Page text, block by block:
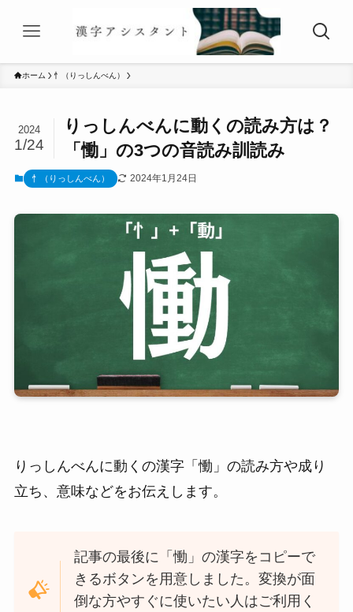
ホーム 忄（りっしんべん）
りっしんべんに動くの読み方は？
「慟」の3つの音読み訓読み
2024
1/24
忄（りっしんべん） 2024年1月24日
りっしんべんに動くの漢字「慟」の読み方や成り
立ち、意味などをお伝えします。
記事の最後に「慟」の漢字をコピーで
きるボタンを用意しました。変換が面
倒な方やすぐに使いたい人はご利用く